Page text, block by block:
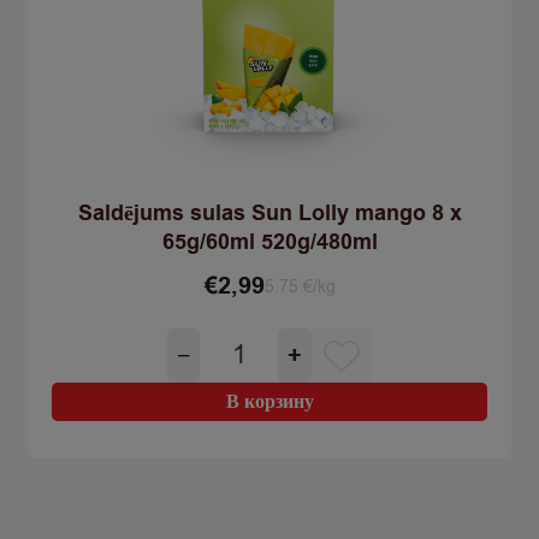
Saldējums sulas Sun Lolly mango 8 x
65g/60ml 520g/480ml
€2,995.75 €/kg
−
Количество
товара
Saldējums
sulas
+
В корзину